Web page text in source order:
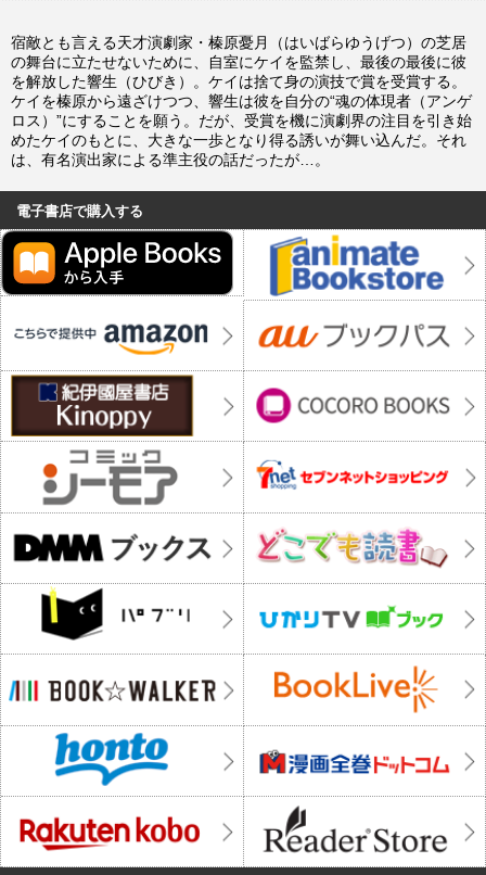
宿敵とも言える天才演劇家・榛原憂月（はいばらゆうげつ）の芝居
の舞台に立たせないために、自室にケイを監禁し、最後の最後に彼
を解放した響生（ひびき）。ケイは捨て身の演技で賞を受賞する。
ケイを榛原から遠ざけつつ、響生は彼を自分の“魂の体現者（アンゲ
ロス）”にすることを願う。だが、受賞を機に演劇界の注目を引き始
めたケイのもとに、大きな一歩となり得る誘いが舞い込んだ。それ
は、有名演出家による準主役の話だったが…。
電子書店で購入する